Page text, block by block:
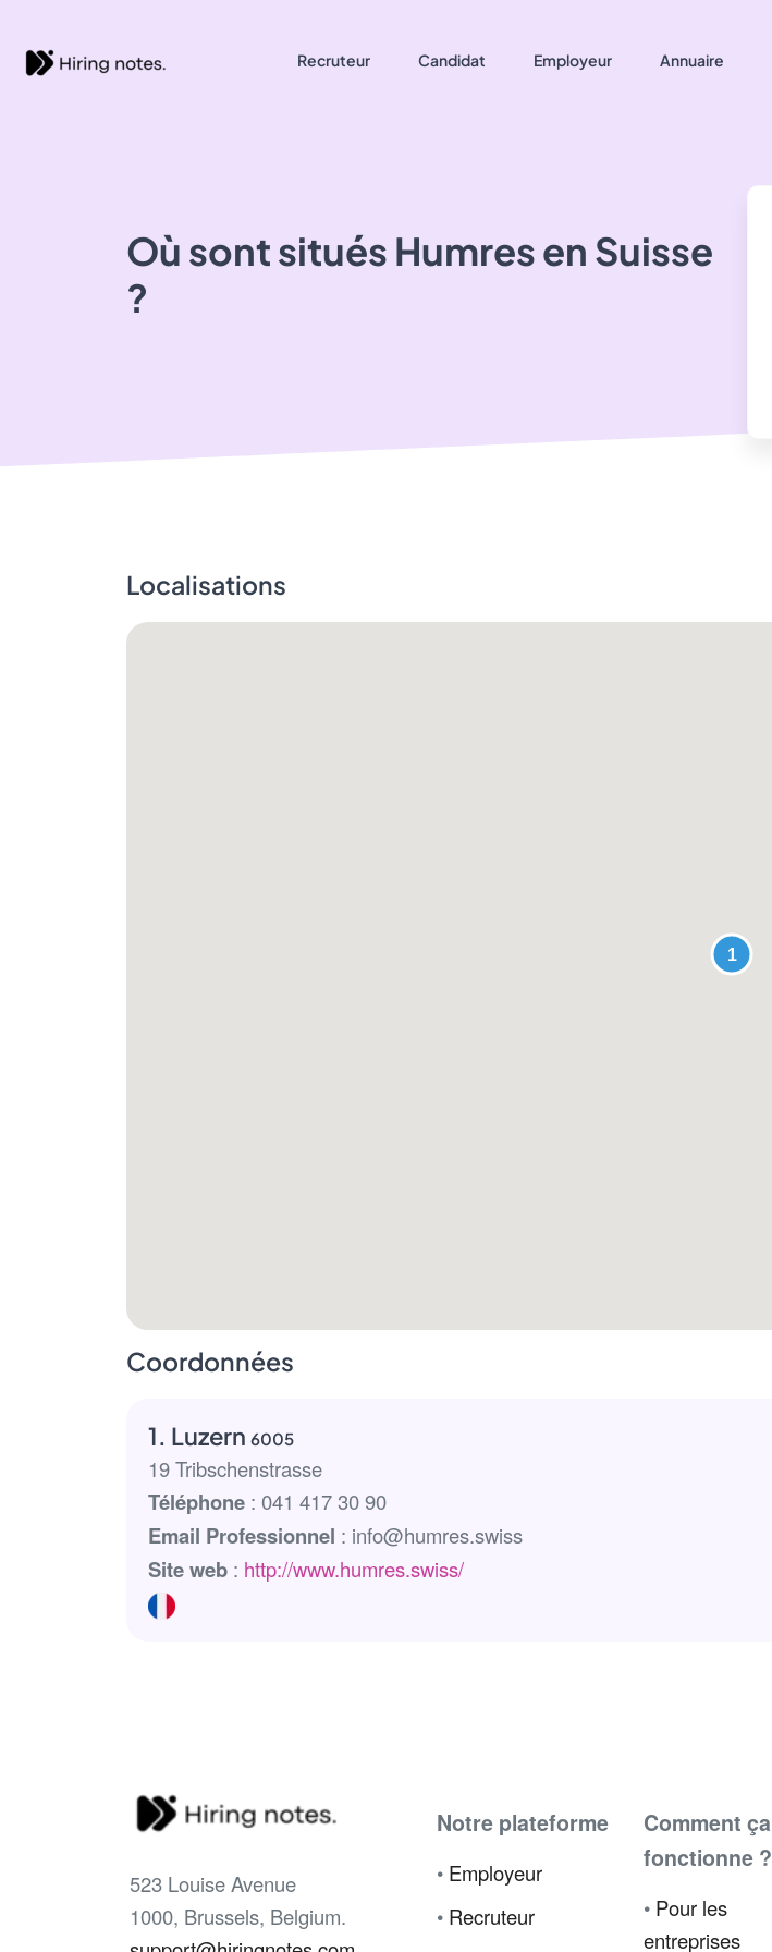
Recruteur Candidat Employeur Annuaire
Où sont situés Humresen Suisse
?
Localisations
Coordonnées
1. Luzern 6005
19 Tribschenstrasse
Téléphone: 041 417 30 90
Email Professionnel : info@humres.swiss
Site web: http://www.humres.swiss/
523 Louise Avenue
1000, Brussels, Belgium.
Notre plateforme
• Employeur
• Recruteur
Comment ça
fonctionne ?
• Pour les
entreprises